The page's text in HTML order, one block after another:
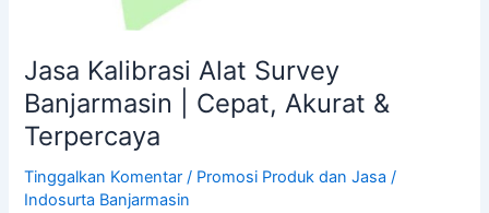
Jasa Kalibrasi Alat Survey
Banjarmasin | Cepat, Akurat &
Terpercaya
Tinggalkan Komentar / Promosi Produk dan Jasa /
Indosurta Banjarmasin